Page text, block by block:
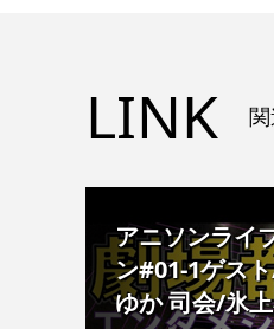
LINK
アニソンライ
ン#01-1ゲス
ゆか 司会/氷